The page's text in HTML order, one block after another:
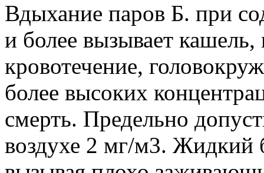
Вдыхание паров Б. при
и более вызывает
кровотечение,
более высоких
смерть. Предельно
воздухе 2 мг/м3. Жидкий